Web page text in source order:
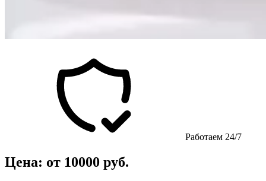
Работаем 24/7
Цена: от 10000 руб.